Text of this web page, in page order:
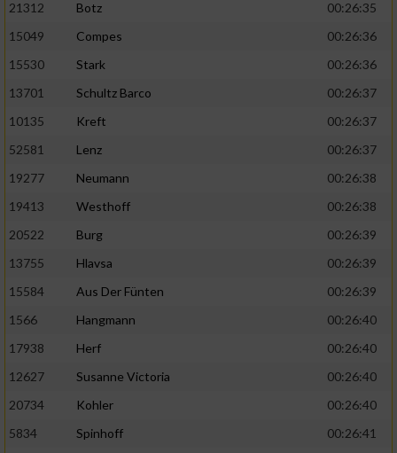
21312 Botz
00:26:35
15049
Compes
00:26:36
15530
Stark
00:26:36
13701
Schultz Barco
00:26:37
10135
Kreft
00:26:37
52581
Lenz
00:26:37
19277
Neumann
00:26:38
19413
Westhoff
00:26:38
20522
Burg
00:26:39
13755
Hlavsa
00:26:39
15584
Aus Der Fünten
00:26:39
1566
Hangmann
00:26:40
17938
Herf
00:26:40
12627
Susanne Victoria
00:26:40
20734
Kohler
00:26:40
5834
Spinhoff
00:26:41